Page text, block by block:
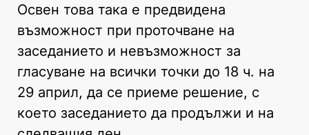
Освен това така е предвидена
възможност при проточване на
заседанието и невъзможност за
гласуване на всички точки до 18 ч. на
29 април, да се приеме решение, с
което заседанието да продължи и на